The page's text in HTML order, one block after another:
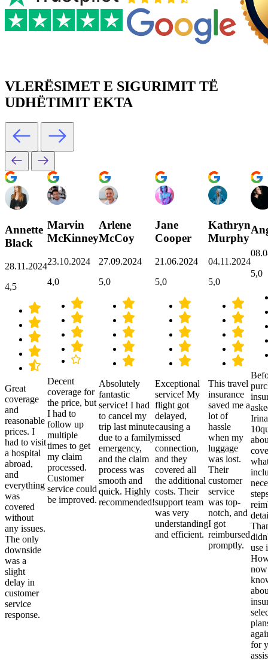
VLERËSIMET E SIGURIMIT TË
UDHËTIMIT EKTA
Annette
Black
28.11.2024
4,5
Great
coverage
and
reasonable
prices. I
had to visit
a hospital
abroad,
and
everything
was
covered
without
any issues.
The only
downside
was a
slight
delay in
customer
service
response.
Marvin
McKinney
23.10.2024
4,0
Decent
coverage for
the price, but
I had to
follow up
multiple
times to get
my claim
processed.
Customer
service could
be improved.
Arlene
McCoy
27.09.2024
5,0
Absolutely
fantastic
service! I had
to cancel my
trip last minute
due to a family
emergency,
and the claim
process was
smooth and
quick. Highly
recommended!
Jane
Cooper
21.06.2024
5,0
Exceptional
service! My
flight got
delayed,
causing a
missed
connection,
and they
covered all
the additional
costs. Their
support team
was very
understanding
and efficient.
Kathryn
Murphy
04.11.2024
5,0
This travel
insurance
saved me a
lot of
hassle
when my
luggage
was lost.
Their
customer
service
was top-
notch, and
I got
reimbursed
promptly.
5,0
use
for